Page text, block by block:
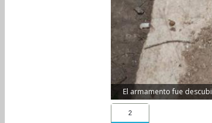
El armamento fue
2